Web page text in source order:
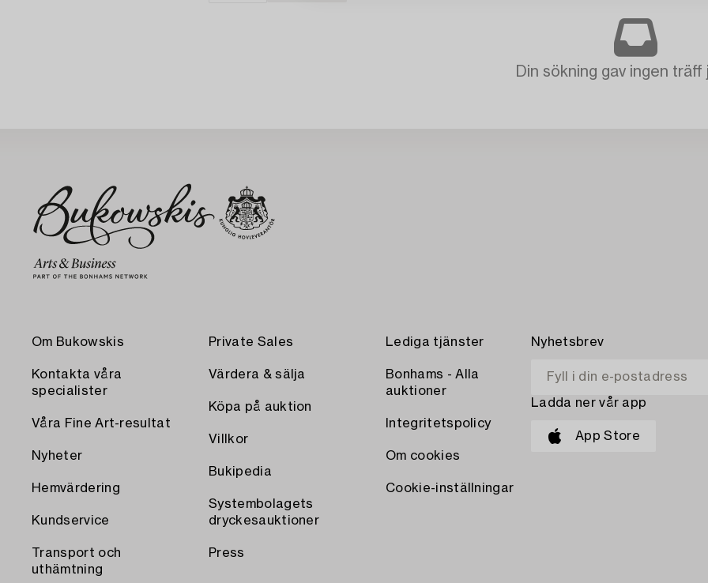
Din sökning gav ingen träff
Om Bukowskis
Kontakta våra
specialister
Våra Fine Art-resultat
Nyheter
Hemvärdering
Kundservice
Transport och
uthämtning
Private Sales
Värdera & sälja
Köpa på auktion
Villkor
Bukipedia
Systembolagets
dryckesauktioner
Press
Lediga tjänster
Bonhams - Alla
auktioner
Integritetspolicy
Om cookies
Cookie-inställningar
Nyhetsbrev
Ladda ner vår app
App Store